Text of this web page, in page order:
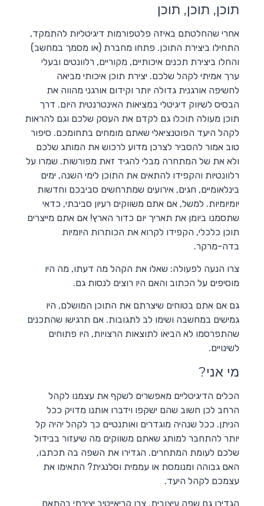
תוכן, תוכן, תוכן
אחרי שהחלטתם באיזה פלטפורמות דיגיטליות להתמקד,
התחילו ביצירת התוכן. פתחו מחברת (או מסמך במחשב)
והחלו ביצירת תכנים איכותיים, מקוריים, רלוונטים ובעלי
ערך אמיתי לקהל שלכם. יצירת תוכן איכותי מביאה
לחשיפה אורגנית גדולה יותר וקידום אורגני מהווה את
הבסיס לשיווק דיגיטלי במציאות האינטרנטית היום. דרך
תוכן מעולה תוכלו גם לקדם את העסק שלכם וגם להראות
לקהל היעד הפוטנציאלי שאתם מומחים בתחומכם. סיפור
טוב אמור להסביר לצרכן מדוע לרכוש את המותג שלכם
ולא את של המתחרה מבלי להגיד זאת מפורשות. שמרו על
רלוונטיות והקפידו להתאים את התוכן לימי השנה, ימים
בינלאומיים, חגים, אירועים שמתרחשים סביבכם וחדשות
יומיומיות. למשל, אם אתם משווקים רעיון סביבתי, כדאי
שתסמנו ביומן את תאריך יום כדור הארץ! אם אתם מייצרים
תוכן כלכלי, הקפידו לקרוא את הכותרות היומיות
בדה-מרקר.
צרו הנעה לפעולה: שאלו את הקהל מה דעתו, מה היו
מוסיפים על הכתוב והאם היו רוצים לנסות גם.
גם אם אתם בטוחים שיצרתם את התוכן המושלם, היו
גמישים במחשבה ושימו לב לתגובות. אם תרגישו שהתכנים
שהתפרסמו לא הביאו לתוצאות הרצויות, היו פתוחים
לשינויים.
מי אני?
הכלים הדיגיטליים מאפשרים לשקף את עצמנו לקהל
הרחב לכן חשוב שהם ישקפו וידברו אותנו מדויק ככל
הניתן. ככל שנהיה מוגדרים ואותנטיים כך לקהל יהיה קל
יותר להתחבר למותג שאתם משווקים מה שיעזור בבידול
שלכם לעומת המתחרים. הגדירו את השפה בה תכתבו,
האם גבוהה ומנומסת או עממית וסלנגית? התאימו את
עצמכם לקהל היעד.
הגדירו גם שפה עיצובית. צרו קריאייטיב יצירתי בהתאם